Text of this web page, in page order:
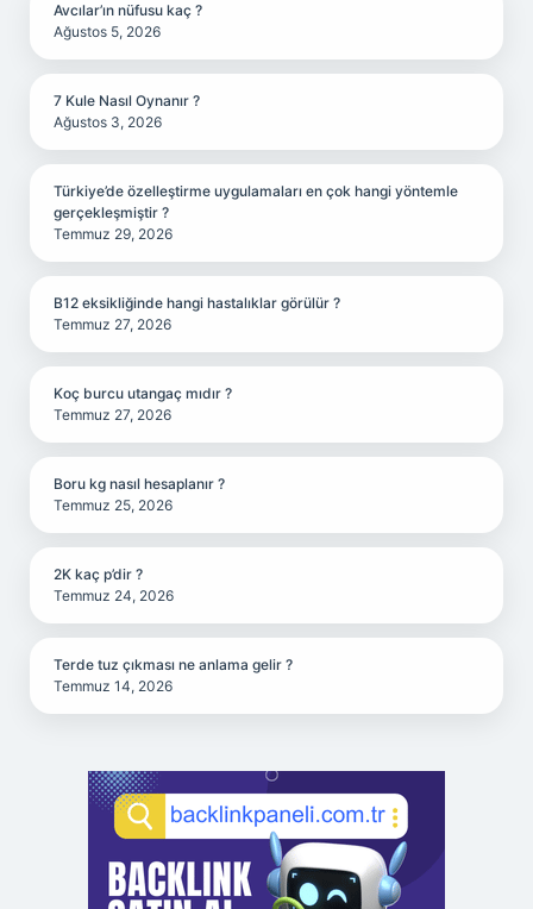
Avcılar’ın nüfusu kaç ?
Ağustos 5, 2026
7 Kule Nasıl Oynanır ?
Ağustos 3, 2026
Türkiye’de özelleştirme uygulamaları en çok hangi yöntemle
gerçekleşmiştir ?
Temmuz 29, 2026
B12 eksikliğinde hangi hastalıklar görülür ?
Temmuz 27, 2026
Koç burcu utangaç mıdır ?
Temmuz 27, 2026
Boru kg nasıl hesaplanır ?
Temmuz 25, 2026
2K kaç p’dir ?
Temmuz 24, 2026
Terde tuz çıkması ne anlama gelir ?
Temmuz 14, 2026